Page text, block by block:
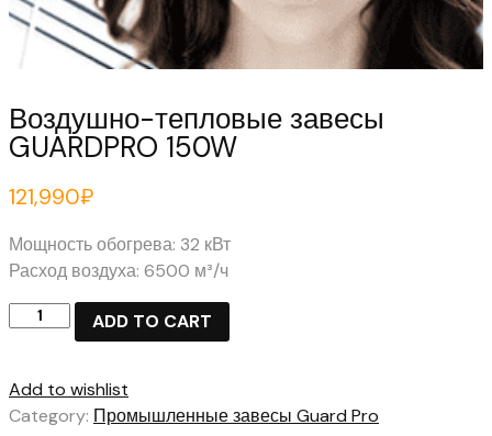
Воздушно-тепловые завесы
GUARDPRO 150W
121,990₽
Мощность обогрева: 32 кВт
Расход воздуха: 6500 м³/ч
Воздушно-
тепловые
GUARDPRO
150W
ADD TO CART
Add to wishlist
Category: Промышленные завесы Guard Pro